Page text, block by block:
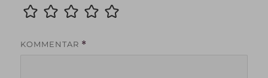
KOMMENTAR *